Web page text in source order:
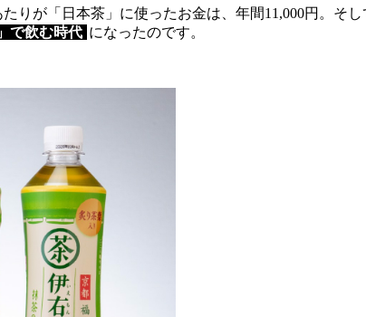
りが「日本茶」に使ったお金は、年間11,000円。そ
で飲む時代 になったのです。